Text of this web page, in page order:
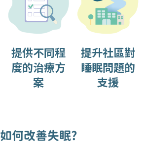
提供不同程
度的治療方
案
提升社區對
睡眠問題的
支援
如何改善失眠?